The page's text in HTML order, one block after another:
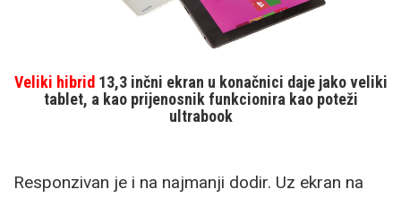
Veliki hibrid 13,3 inčni ekran u konačnici daje jako veliki
tablet, a kao prijenosnik funkcionira kao poteži
ultrabook
Responzivan je i na najmanji dodir. Uz ekran na